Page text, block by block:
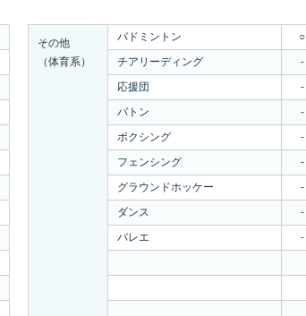
その他
（体育系）
バドミントン
○
チアリーディング
-
応援団
-
バトン
-
ボクシング
-
フェンシング
-
グラウンドホッケー
-
ダンス
-
バレエ
-